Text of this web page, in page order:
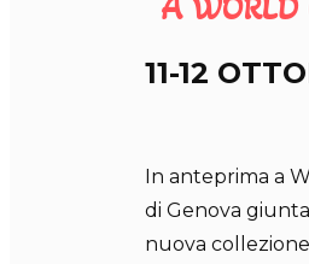
A WORLD
11-12
In anteprima a
di Genova
nuova